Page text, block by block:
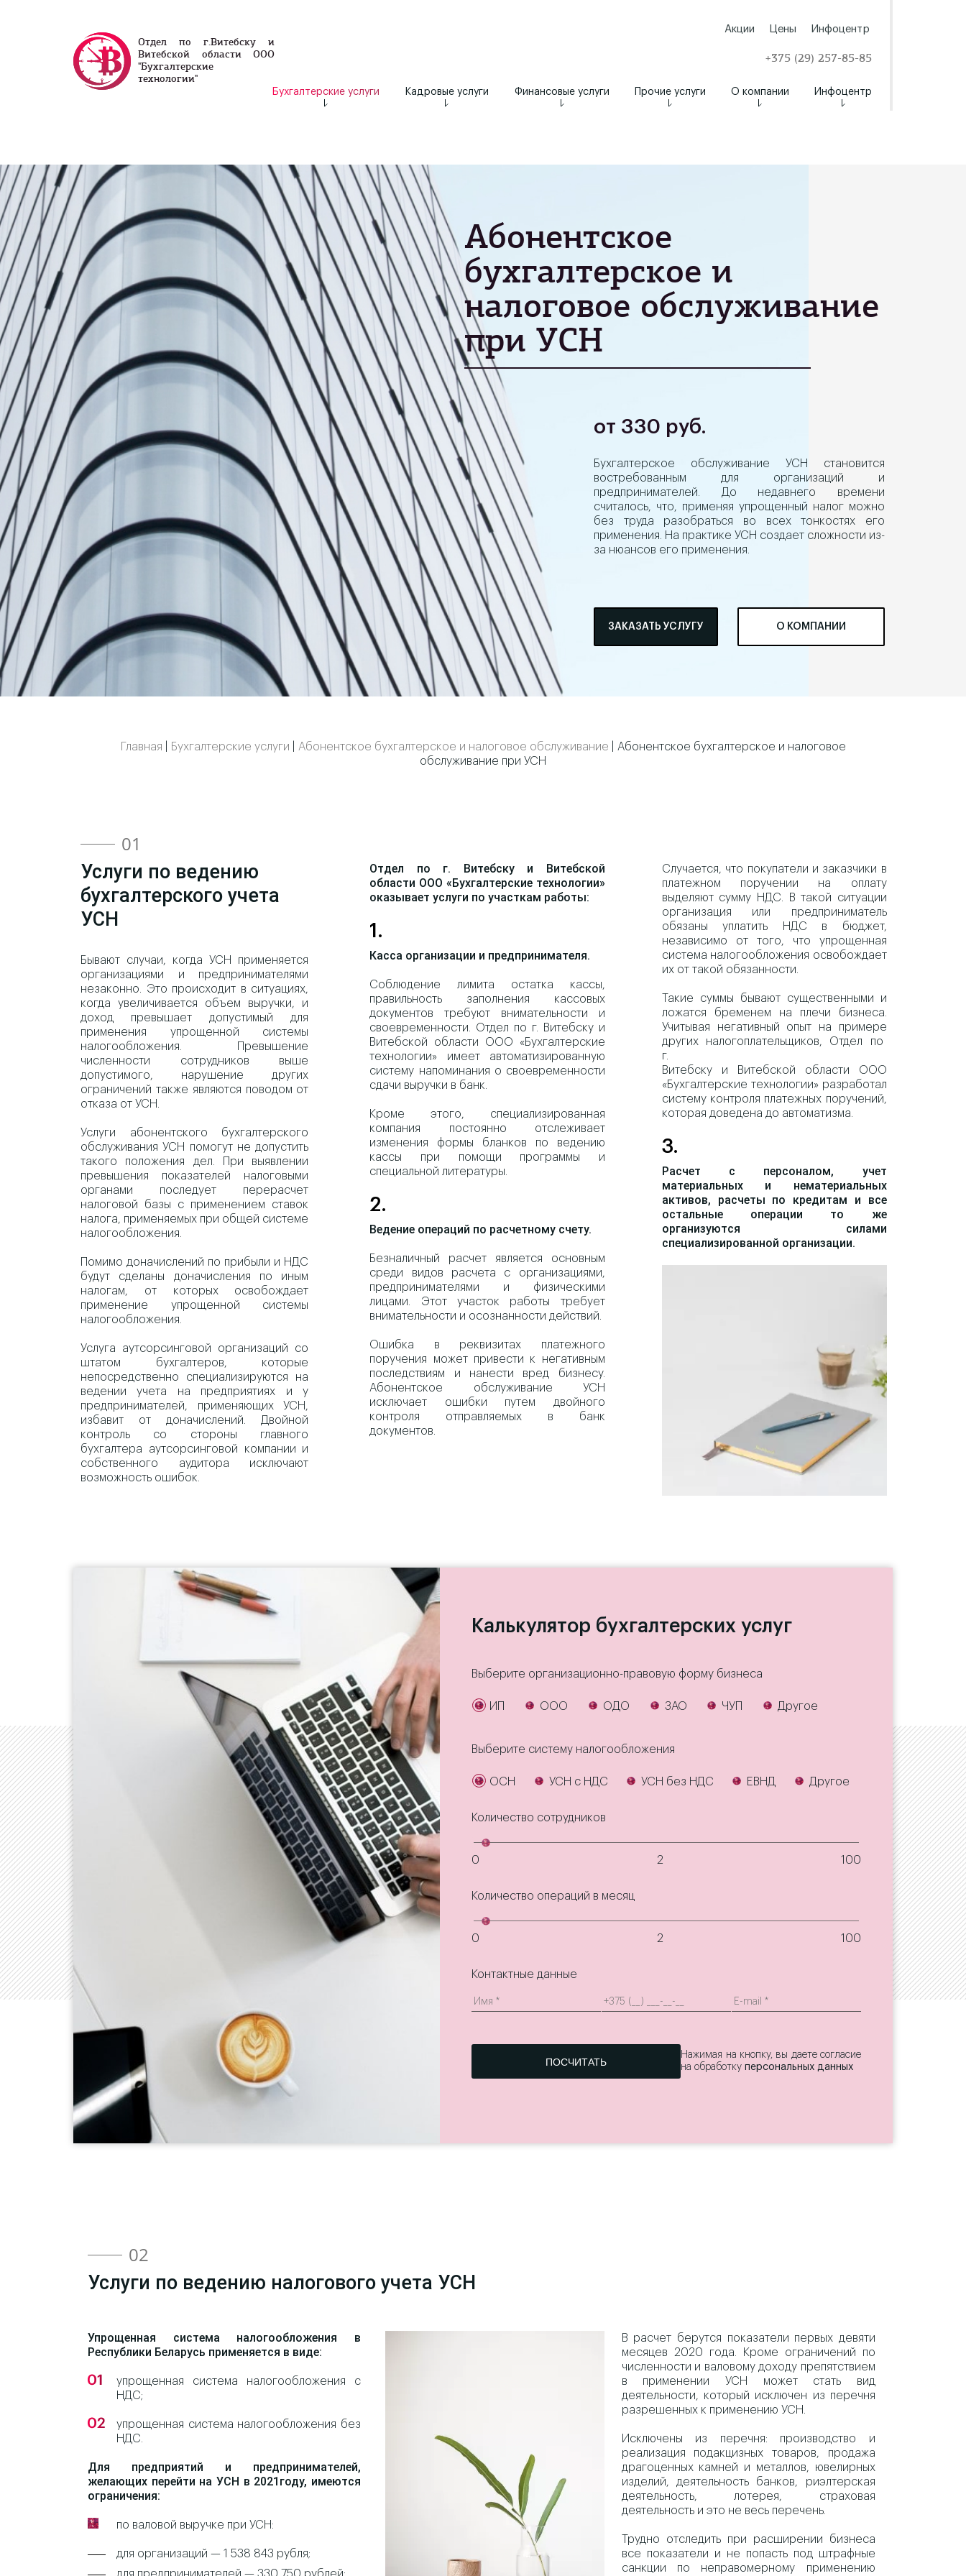
Отдел по г.Витебску и
Витебской области ООО
"Бухгалтерские
технологии"
+375 (29) 257-85-85
Бухгалтерские услуги Кадровые услуги Финансовые услуги Прочие услуги О компании Инфоцентр
Акции Цены Инфоцентр
Абонентское
бухгалтерское и
налоговое обслуживание
при УСН
от 330 руб.
Бухгалтерское обслуживание УСН становится
востребованным для организаций и
предпринимателей. До недавнего времени
считалось, что, применяя упрощенный налог можно
без труда разобраться во всех тонкостях его
применения. На практике УСН создает сложности из-
за нюансов его применения.
ЗАКАЗАТЬ УСЛУГУ О КОМПАНИИ
Главная Бухгалтерские услуги Абонентское бухгалтерское и налоговое обслуживание
Абонентское бухгалтерское и налоговое
обслуживание при УСН
01
Услуги по ведению
бухгалтерского учета
УСН
Бывают случаи, когда УСН применяется
организациями и предпринимателями
незаконно. Это происходит в ситуациях,
когда увеличивается объем выручки, и
доход превышает допустимый для
применения упрощенной системы
налогообложения. Превышение
численности сотрудников выше
допустимого, нарушение других
ограничений также являются поводом от
отказа от УСН.
Услуги абонентского бухгалтерского
обслуживания УСН помогут не допустить
такого положения дел. При выявлении
превышения показателей налоговыми
органами последует перерасчет
налоговой базы с применением ставок
налога, применяемых при общей системе
налогообложения.
Помимо доначислений по прибыли и НДС
будут сделаны доначисления по иным
налогам, от которых освобождает
применение упрощенной системы
налогообложения.
Услуга аутсорсинговой организаций со
штатом бухгалтеров, которые
непосредственно специализируются на
ведении учета на предприятиях и у
предпринимателей, применяющих УСН,
избавит от доначислений. Двойной
контроль со стороны главного
бухгалтера аутсорсинговой компании и
собственного аудитора исключают
возможность ошибок.
Отдел по г. Витебску и Витебской
области ООО «Бухгалтерские технологии»
оказывает услуги по участкам работы:
1.
Касса организации и предпринимателя.
Соблюдение лимита остатка кассы,
правильность заполнения кассовых
документов требуют внимательности и
своевременности. Отдел по г. Витебску и
Витебской области ООО «Бухгалтерские
технологии» имеет автоматизированную
систему напоминания о своевременности
сдачи выручки в банк.
Кроме этого, специализированная
компания постоянно отслеживает
изменения формы бланков по ведению
кассы при помощи программы и
специальной литературы.
2.
Ведение операций по расчетному счету.
Безналичный расчет является основным
среди видов расчета с организациями,
предпринимателями и физическими
лицами. Этот участок работы требует
внимательности и осознанности действий.
Ошибка в реквизитах платежного
поручения может привести к негативным
последствиям и нанести вред бизнесу.
Абонентское обслуживание УСН
исключает ошибки путем двойного
контроля отправляемых в банк
документов.
Случается, что покупатели и заказчики в
платежном поручении на оплату
выделяют сумму НДС. В такой ситуации
организация или предприниматель
обязаны уплатить НДС в бюджет,
независимо от того, что упрощенная
система налогообложения освобождает
их от такой обязанности.
Такие суммы бывают существенными и
ложатся бременем на плечи бизнеса.
Учитывая негативный опыт на примере
других налогоплательщиков, Отдел по
г.
Витебску и Витебской области ООО
«Бухгалтерские технологии» разработал
систему контроля платежных поручений,
которая доведена до автоматизма.
3.
Расчет с персоналом, учет
материальных и нематериальных
активов, расчеты по кредитам и все
остальные операции то же
организуются силами
специализированной организации.
Калькулятор бухгалтерских услуг
Выберите организационно-правовую форму бизнеса
ИП ООО ОДО ЗАО ЧУП Другое
Выберите систему налогообложения
ОСН УСН с НДС УСН без НДС ЕВНД Другое
Количество сотрудников
0 2 100
Количество операций в месяц
0 2 100
Контактные данные
Нажимая на кнопку, вы даете согласие
на обработкуперсональных данных
02
Услуги по ведению налогового учета УСН
Упрощенная система налогообложения в
Республики Беларусь применяется в виде:
упрощенная система налогообложения с
НДС;
упрощенная система налогообложения без
НДС.
Для предприятий и предпринимателей,
желающих перейти на УСН в 2021году, имеются
ограничения:
по валовой выручке при УСН:
для организаций — 1 538 843 рубля;
В расчет берутся показатели первых девяти
месяцев 2020 года. Кроме ограничений по
численности и валовому доходу препятствием
в применении УСН может стать вид
деятельности, который исключен из перечня
разрешенных к применению УСН.
Исключены из перечня: производство и
реализация подакцизных товаров, продажа
драгоценных камней и металлов, ювелирных
изделий, деятельность банков, риэлтерская
деятельность, лотерея, страховая
деятельность и это не весь перечень.
Трудно отследить при расширении бизнеса
все показатели и не попасть под штрафные
санкции по неправомерному применению